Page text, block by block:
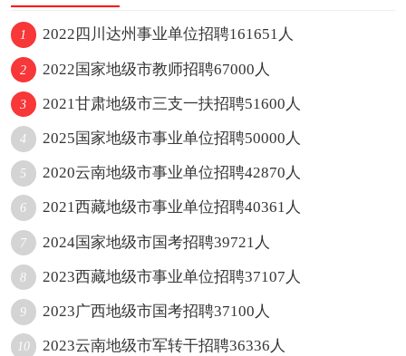
1 2022四川达州事业单位招聘161651人
2 2022国家地级市教师招聘67000人
3 2021甘肃地级市三支一扶招聘51600人
4 2025国家地级市事业单位招聘50000人
5 2020云南地级市事业单位招聘42870人
6 2021西藏地级市事业单位招聘40361人
7 2024国家地级市国考招聘39721人
8 2023西藏地级市事业单位招聘37107人
9 2023广西地级市国考招聘37100人
10 2023云南地级市军转干招聘36336人